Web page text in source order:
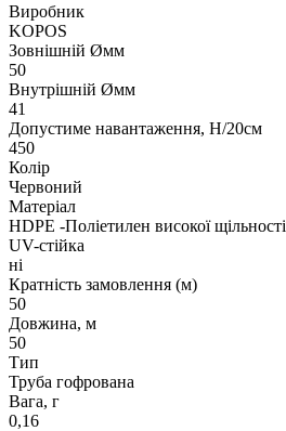
Виробник
KOPOS
Зовнішній Øмм
50
Внутрішній Øмм
41
Допустиме навантаження, Н/20см
450
Колір
Червоний
Матеріал
HDPE -Поліетилен високої щільності
UV-стійка
ні
Кратність замовлення (м)
50
Довжина, м
50
Тип
Труба гофрована
Вага, г
0,16